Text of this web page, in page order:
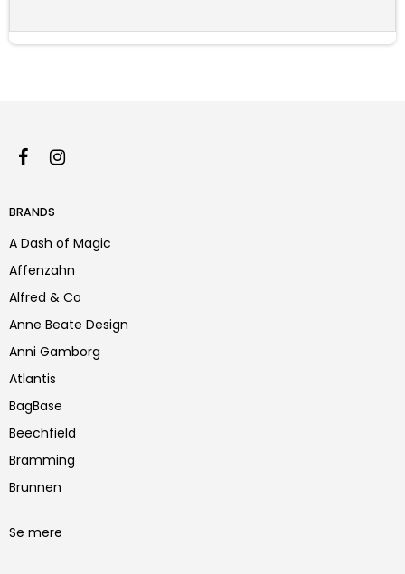
BRANDS
A Dash of Magic
Affenzahn
Alfred & Co
Anne Beate Design
Anni Gamborg
Atlantis
BagBase
Beechfield
Bramming
Brunnen
Se mere